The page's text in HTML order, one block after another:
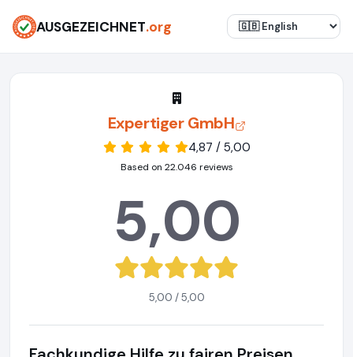
AUSGEZEICHNET.org
Expertiger GmbH
4,87 / 5,00
Based on 22.046 reviews
5,00
5,00 / 5,00